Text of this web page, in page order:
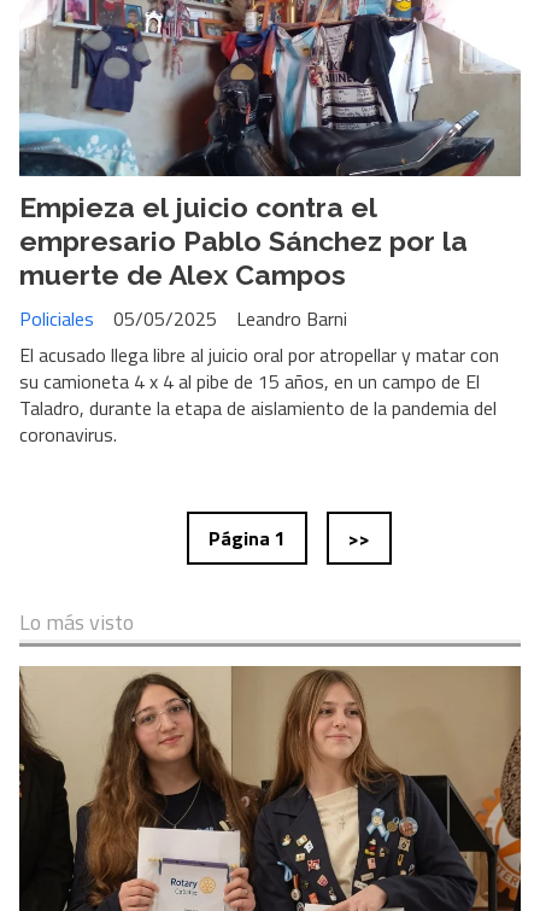
Empieza el juicio contra el
empresario Pablo Sánchez por la
muerte de Alex Campos
Leandro Barni
Policiales
05/05/2025
El acusado llega libre al juicio oral por atropellar y matar con
su camioneta 4 x 4 al pibe de 15 años, en un campo de El
Taladro, durante la etapa de aislamiento de la pandemia del
coronavirus.
Página 1 >>
Lo más visto